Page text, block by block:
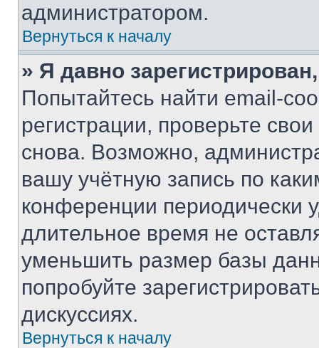
администратором.
Вернуться к началу
» Я давно
Попытайтесь найти email-
регистрации, проверьте
снова. Возможно,
вашу учётную запись по
конференции периодически
длительное время не
уменьшить размер базы
попробуйте
дискуссиях.
Вернуться к началу